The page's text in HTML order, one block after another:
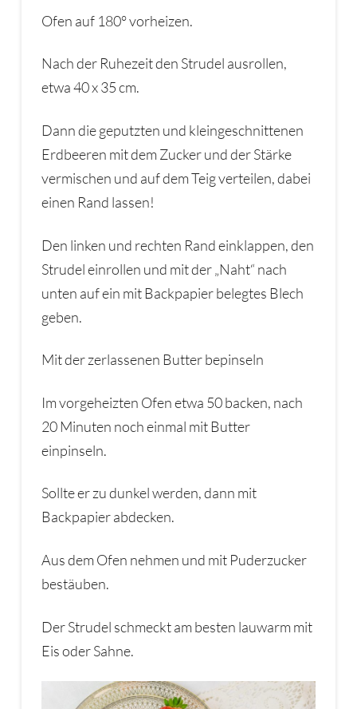
Ofen auf 180° vorheizen.
Nach der Ruhezeit den Strudel ausrollen,
etwa 40 x 35 cm.
Dann die geputzten und kleingeschnittenen
Erdbeeren mit dem Zucker und der Stärke
vermischen und auf dem Teig verteilen, dabei
einen Rand lassen!
Den linken und rechten Rand einklappen, den
Strudel einrollen und mit der „Naht“ nach
unten auf ein mit Backpapier belegtes Blech
geben.
Mit der zerlassenen Butter bepinseln
Im vorgeheizten Ofen etwa 50 backen, nach
20 Minuten noch einmal mit Butter
einpinseln.
Sollte er zu dunkel werden, dann mit
Backpapier abdecken.
Aus dem Ofen nehmen und mit Puderzucker
bestäuben.
Der Strudel schmeckt am besten lauwarm mit
Eis oder Sahne.